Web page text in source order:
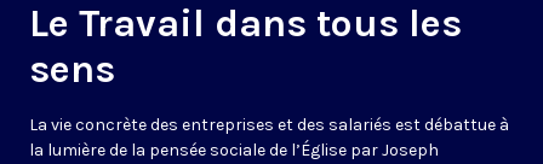
Le Travail dans tous les
sens
La vie concrète des entreprises et des salariés est débattue à
la lumière de la pensée sociale de l’Église par Joseph